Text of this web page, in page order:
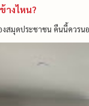
างไหน?
งสมุดประชาชน คืนนี้ควร